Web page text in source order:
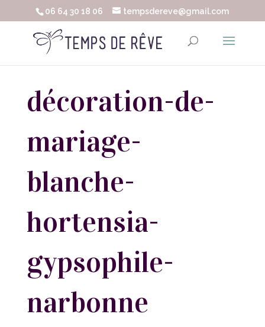
06 64 30 18 06 tempsdereve@gmail.com
décoration-de-
mariage-
blanche-
hortensia-
gypsophile-
narbonne